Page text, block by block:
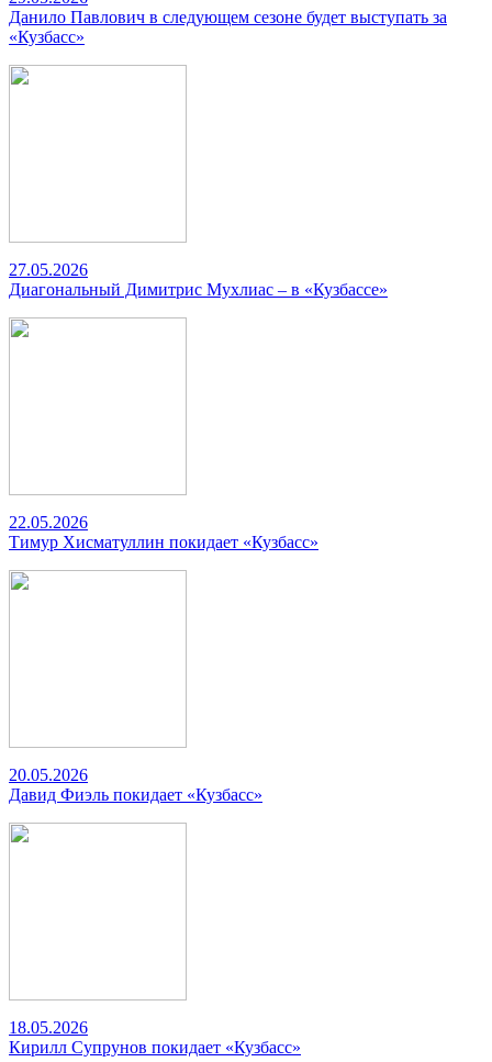
Данило Павлович в следующем сезоне будет выступать за
«Кузбасс»
27.05.2026
Диагональный Димитрис Мухлиас – в «Кузбассе»
22.05.2026
Тимур Хисматуллин покидает «Кузбасс»
20.05.2026
Давид Фиэль покидает «Кузбасс»
18.05.2026
Кирилл Супрунов покидает «Кузбасс»